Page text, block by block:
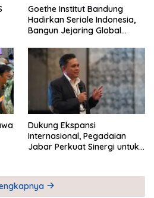
Goethe Institut Bandung
Hadirkan Seriale Indonesia,
Bangun Jejaring Global
Dukung Ekspansi
Internasional, Pegadaian
Jabar Perkuat Sinergi untuk